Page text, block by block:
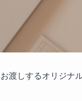
お渡しするオリジナ